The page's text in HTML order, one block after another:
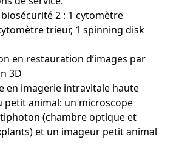
2 : 1 cytomètre
trieur, 1 spinning disk
en restauration d’images par
3D
en imagerie intravitale haute
petit animal: un microscope
(chambre optique et
et un imageur petit animal
XR disponible en animalerie.